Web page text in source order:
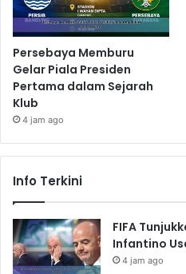
Persebaya Memburu
Gelar Piala Presiden
Pertama dalam Sejarah
Klub
4 jam ago
Info Terkini
FIFA
Infantino
4 jam ago